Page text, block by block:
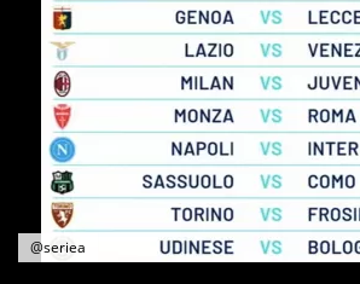
@seriea